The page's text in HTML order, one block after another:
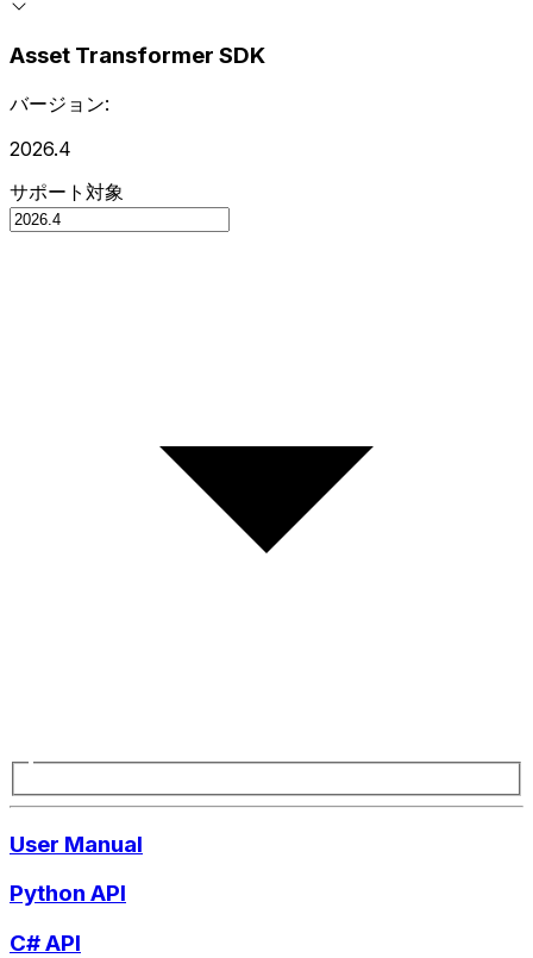
Asset Transformer SDK
バージョン:
2026.4
サポート対象
User Manual
Python API
C# API